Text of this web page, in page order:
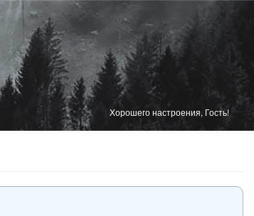
Хорошего настроения, Гость!